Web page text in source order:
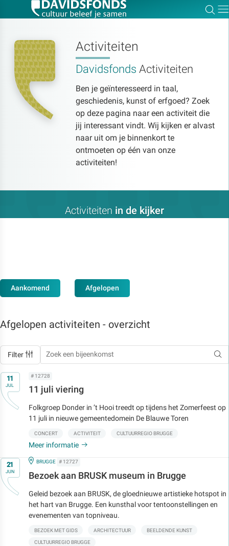
Activiteiten
Davidsfonds Activiteiten
Ben je geïnteresseerd in taal,
geschiedenis, kunst of erfgoed? Zoek
op deze pagina naar een activiteit die
jij interessant vindt. Wij kijken er alvast
naar uit om je binnenkort te
ontmoeten op één van onze
activiteiten!
Activiteiten in de kijker
Aankomend Afgelopen
Afgelopen activiteiten - overzicht
Filter
Op11
JUL
# 12728
11 juli viering
Folkgroep Donder in ’t Hooi treedt op tijdens het Zomerfeest op
11 juli in nieuwe gemeentedomein De Blauwe Toren
CONCERT ACTIVITEIT CULTUURREGIO BRUGGE
Meer informatie
Op21
JUN
IN
BRUGGE # 12727
Bezoek aan BRUSK museum in Brugge
Geleid bezoek aan BRUSK, de gloednieuwe artistieke hotspot in
het hart van Brugge. Een kunsthal voor tentoonstellingen en
evenementen van topniveau.
BEZOEK MET GIDS ARCHITECTUUR BEELDENDE KUNST
CULTUURREGIO BRUGGE
Zoek:
Zoeken